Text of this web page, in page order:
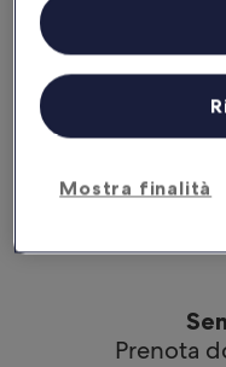
Ricevi sconti
Prenota
Mostra finalità